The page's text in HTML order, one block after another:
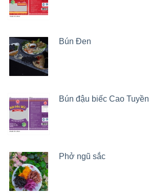
Bún Đen
Bún đậu biếc Cao Tuyền
Phở ngũ sắc